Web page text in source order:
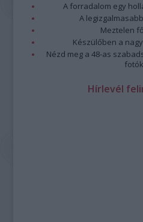
A forradalom egy
A
Meztelen
Készülőben a
Nézd meg a 48-as
Hírlevél